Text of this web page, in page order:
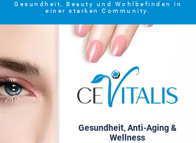
Gesundheit, Beauty und Wohlbefinden in
einer starken Community.
Gesundheit, Anti-Aging &
Wellness